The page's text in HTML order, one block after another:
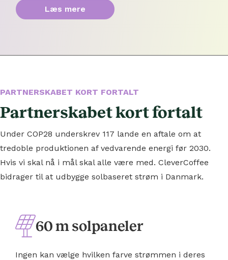
Læs mere
PARTNERSKABET KORT FORTALT
Partnerskabet kort fortalt
Under COP28 underskrev 117 lande en aftale om at
tredoble produktionen af vedvarende energi før 2030.
Hvis vi skal nå i mål skal alle være med. CleverCoffee
bidrager til at udbygge solbaseret strøm i Danmark.
60 m solpaneler
Ingen kan vælge hvilken farve strømmen i deres